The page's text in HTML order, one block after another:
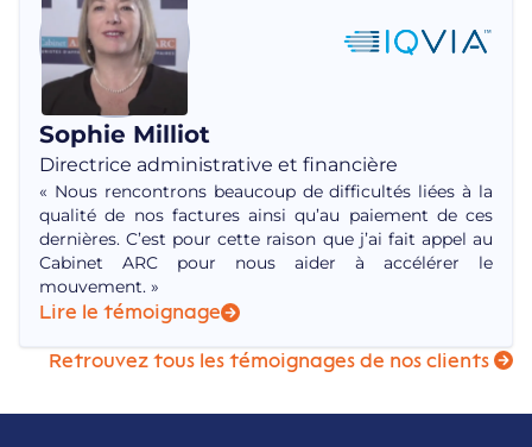
Sophie Milliot
Directrice administrative et financière
« Nous rencontrons beaucoup de difficultés liées à la
qualité de nos factures ainsi qu’au paiement de ces
dernières. C’est pour cette raison que j’ai fait appel au
Cabinet ARC pour nous aider à accélérer le
mouvement. »
Lire le témoignage
Retrouvez tous les témoignages de nos clients